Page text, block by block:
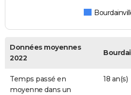
Données moyennes
2022
Temps passé en
moyenne dans un
18 an(s)